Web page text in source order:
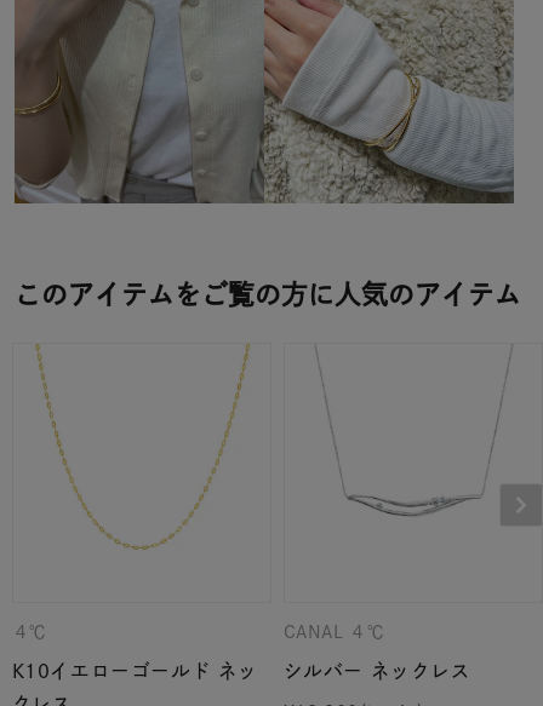
このアイテムをご覧の方に人気のアイテム
４℃
K10イエローゴールド ネッ
CANAL ４℃
シルバー ネックレス